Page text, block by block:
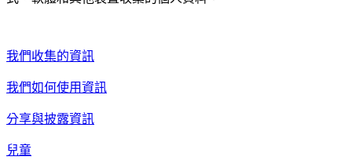
我們收集的資訊
我們如何使用資訊
分享與披露資訊
兒童